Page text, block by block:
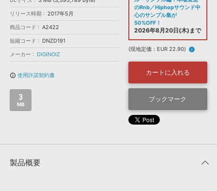
効果音 »
BGM »
お問い合わせ »
楽曲配信流通 サービス
無償のサウンド管理ソフト
次世代型ボーカル・エディタ
APS
音素材の制作・
ランキング
リリース時期
2017年5月
商品コード
A2422
短縮コード
DNZD191
メーカー
DIGINOIZ
info_outline 使用許諾契約書
3
MB
のRnb／Hiphopサウンド中
心のサンプル集が
50%OFF！
2026年8月20日(木)まで
(現地定価：EUR 22.90) info
カートに入れる
ブックマーク
製品概要